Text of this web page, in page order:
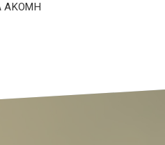
ΑΚΟΜΗ